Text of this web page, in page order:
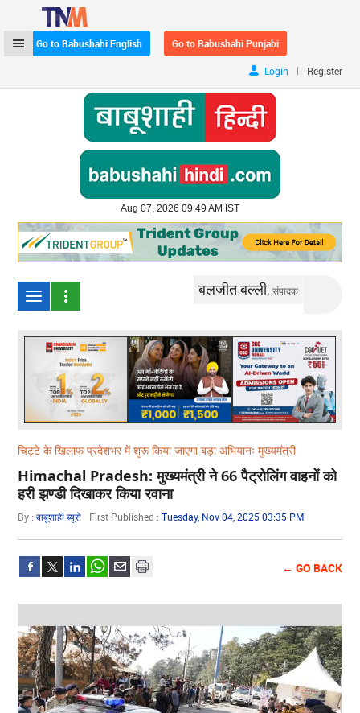
Go to Babushahi English Go to Babushahi Punjabi
Login | Register
Aug 07, 2026 09:49 AM IST
बलजीत बल्ली,संपादक
चिट्टे के खिलाफ प्रदेशभर में शुरू किया जाएगा बड़ा अभियानः मुख्यमंत्री
Himachal Pradesh: मुख्यमंत्री ने 66 पैट्रोलिंग वाहनों को
हरी झण्डी दिखाकर किया रवाना
By :बाबूशाही ब्यूरो First Published :Tuesday, Nov 04, 2025 03:35 PM
← GO BACK